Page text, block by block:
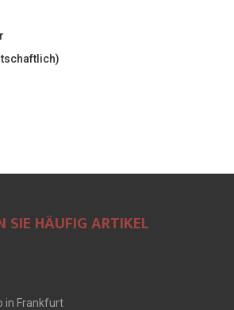
SIE HÄUFIG ARTIKEL
in Frankfurt